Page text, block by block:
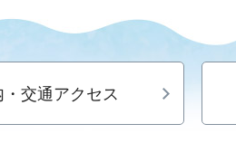
交通アクセス